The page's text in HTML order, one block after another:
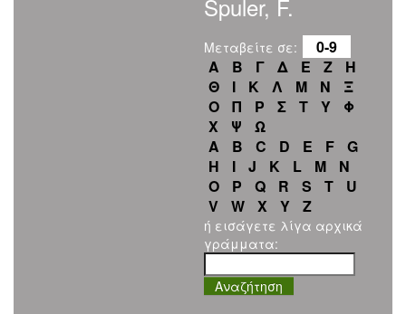
Spuler, F.
Μεταβείτε σε:
0-9
Α
Β Γ Δ Ε Ζ
Η
Θ
Ι Κ Λ Μ Ν
Ξ
Ο
Π Ρ Σ Τ Υ
Φ
Χ
Ψ
Ω
A
B C D E F
G
H
I J K L M
N
O
P Q R S T
U
V
W X Y Z
ή εισάγετε λίγα αρχικά
γράμματα: